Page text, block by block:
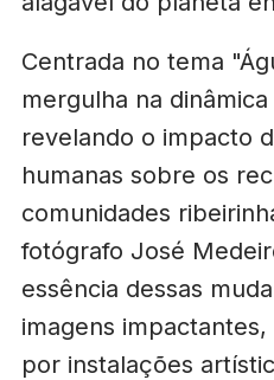
Centrada no tema
mergulha na
revelando o impacto
humanas sobre os
comunidades
fotógrafo José
essência dessas
imagens
por instalações